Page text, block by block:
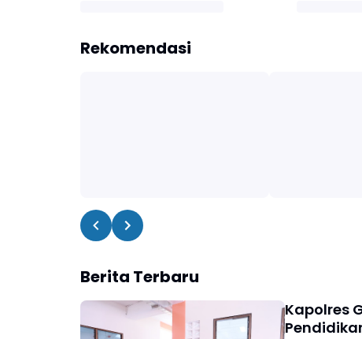
Rekomendasi
Berita Terbaru
Kapolres